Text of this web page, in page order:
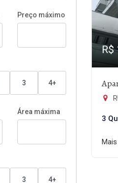
Preço máximo
3 4+
Área máxima
3 4+
R$
3